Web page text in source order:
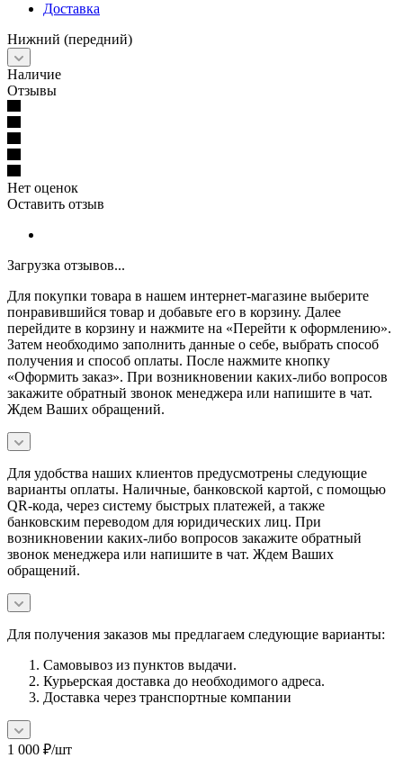
Доставка
Нижний (передний)
Наличие
Отзывы
Нет оценок
Оставить отзыв
Загрузка отзывов...
Для покупки товара в нашем интернет-магазине выберите
понравившийся товар и добавьте его в корзину. Далее
перейдите в корзину и нажмите на «Перейти к оформлению».
Затем необходимо заполнить данные о себе, выбрать способ
получения и способ оплаты. После нажмите кнопку
«Оформить заказ». При возникновении каких-либо вопросов
закажите обратный звонок менеджера или напишите в чат.
Ждем Ваших обращений.
Для удобства наших клиентов предусмотрены следующие
варианты оплаты. Наличные, банковской картой, с помощью
QR-кода, через систему быстрых платежей, а также
банковским переводом для юридических лиц. При
возникновении каких-либо вопросов закажите обратный
звонок менеджера или напишите в чат. Ждем Ваших
обращений.
Для получения заказов мы предлагаем следующие варианты:
Самовывоз из пунктов выдачи.
Курьерская доставка до необходимого адреса.
Доставка через транспортные компании
1 000 ₽/шт